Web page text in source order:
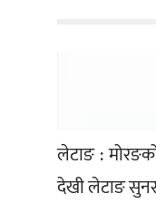
लेटाङ :
देखी लेटाङ